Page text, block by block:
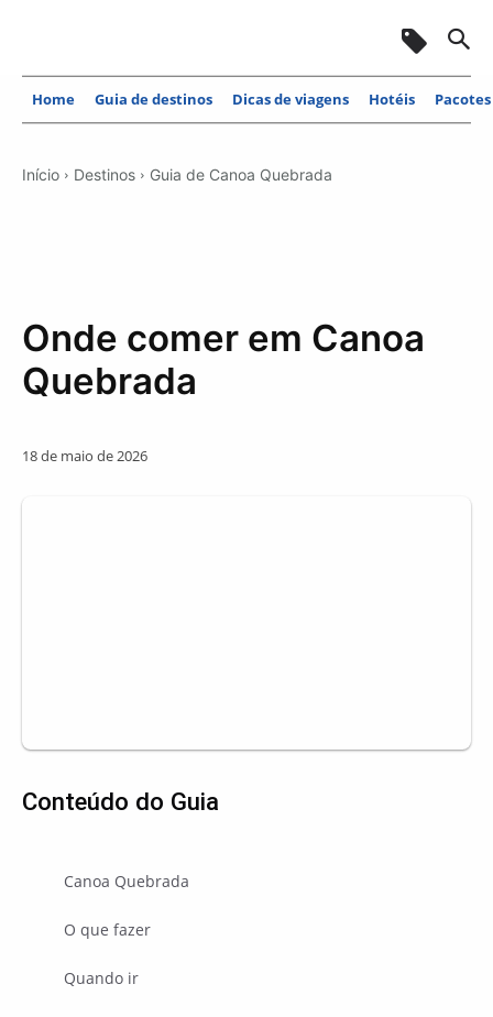
Home Guia de destinos Dicas de viagens Hotéis Pacotes
Início Destinos Guia de Canoa Quebrada
Onde comer em Canoa
Quebrada
18 de maio de 2026
Conteúdo do Guia
Canoa Quebrada
O que fazer
Quando ir